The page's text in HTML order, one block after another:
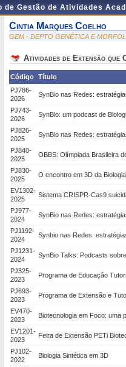
de Gestão de Atividades
Cintia Marques Coelho
GEM - DEPTO GENÉTICA E
Atividades de Extensão que
Código Título
PJ786-
2026
SynBio nas Redes:
PJ743-
2026
SynBio: um podcast de
PJ826-
2025
SynBio nas Redes:
PJ840-
2025
OBBS: Olímpiada Brasileira
PJ830-
2025
O encontro em 3D da
EV1302-
2025
Sistema CRISPR-Cas9
PJ977-
2024
SynBio nas Redes:
PJ1192-
2024
Synbio nas Redes:
PJ1231-
2024
SynBio Talks: Podcasts
PJ325-
2023
Programa de Educação
PJ693-
2023
Programa de Extensão e
EV470-
2023
Biotecnologia em Foco: uma
EV1201-
2023
Feira de Extensão PETi
PJ102-
2022
Biologia Sintética em 3D